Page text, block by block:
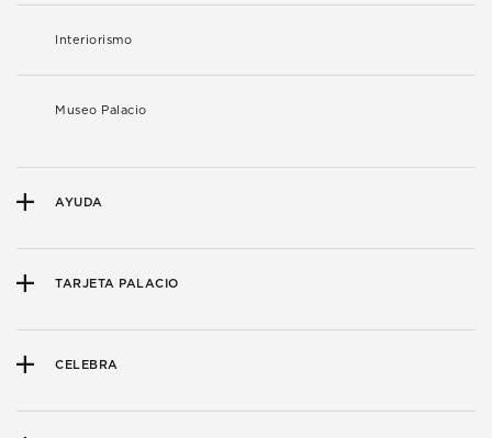
Interiorismo
Museo Palacio
AYUDA
TARJETA PALACIO
CELEBRA